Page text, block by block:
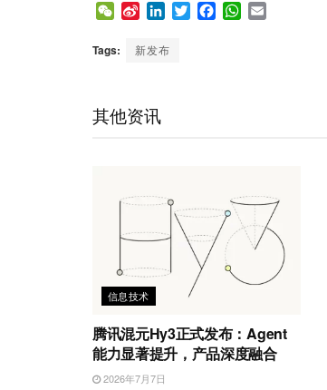
W
C
S
n
i
L
n
T
F
W
Tags: 新发布
其他资讯
信息技术
腾讯混元Hy3正式发布：Agent
能力显著提升，产品深度融合
2026年7月7日